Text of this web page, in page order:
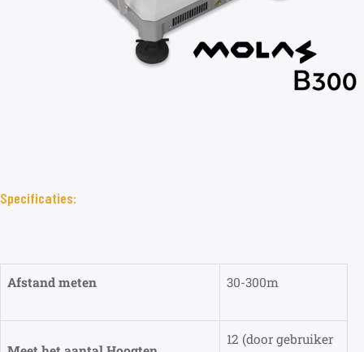
Specificaties:
Afstand meten 30-300m
12 (door gebruiker